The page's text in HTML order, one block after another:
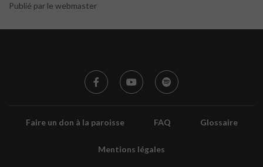
Publié par le webmaster
Faire un don à la paroisse FAQ Glossaire
Mentions légales